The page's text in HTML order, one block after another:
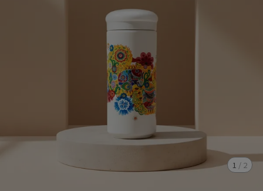
1 / 2